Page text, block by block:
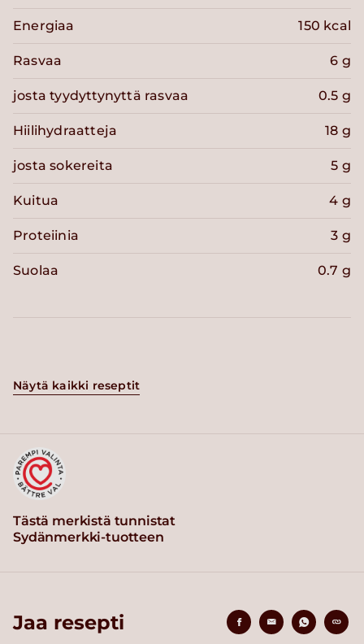
Energiaa 150 kcal
Rasvaa 6 g
josta tyydyttynyttä rasvaa 0.5 g
Hiilihydraatteja 18 g
josta sokereita 5 g
Kuitua 4 g
Proteiinia 3 g
Suolaa 0.7 g
Näytä kaikki reseptit
Tästä merkistä tunnistat
Sydänmerkki-tuotteen
Jaa resepti